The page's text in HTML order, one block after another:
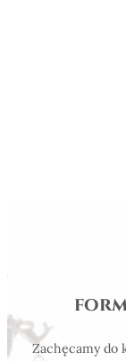
Zachęcamy do